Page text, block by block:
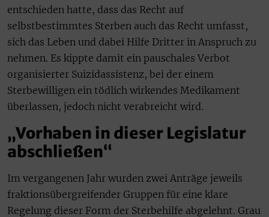
entschieden hatte, dass das Recht auf
selbstbestimmtes Sterben auch das Recht umfasst,
sich das Leben und dabei Hilfe Dritter in Anspruch zu
nehmen. Es kippte damit ein pauschales Verbot
organisierter Suizidassistenz, bei der einem
Sterbewilligen ein tödlich wirkendes Medikament
überlassen, jedoch nicht verabreicht wird.
„Vorhaben in dieser Legislatur
abschließen“
Im vergangenen Jahr wurden zwei Anträge jeweils
fraktionsübergreifender Gruppen für eine klare
Regelung dieser Form der Sterbehilfe abgelehnt. Grau